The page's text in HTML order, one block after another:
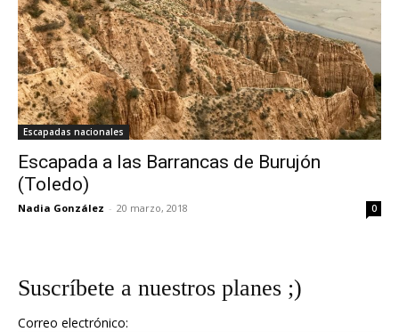
Escapadas nacionales
Escapada a las Barrancas de Burujón
(Toledo)
Nadia González - 20 marzo, 2018 0
Suscríbete a nuestros planes ;)
Correo electrónico: